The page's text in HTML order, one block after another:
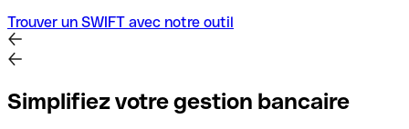
Trouver un SWIFT avec notre outil
Simplifiez votre gestion bancaire